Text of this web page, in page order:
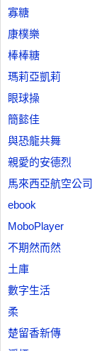
寡糖
康樸樂
棒棒糖
瑪莉亞凱莉
眼球操
簡懿佳
與恐龍共舞
親愛的安德烈
馬來西亞航空公司
ebook
MoboPlayer
不期然而然
土庫
數字生活
柔
楚留香新傳